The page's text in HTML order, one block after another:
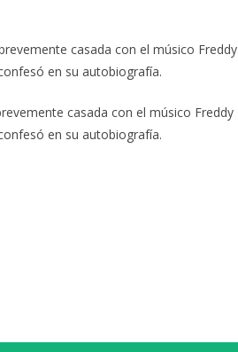
casada con el músico Freddy
en su autobiografía.
casada con el músico Freddy
en su autobiografía.